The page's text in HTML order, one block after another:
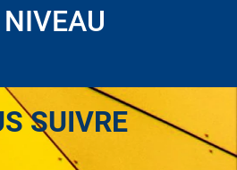
NIVEAU
SUIVRE